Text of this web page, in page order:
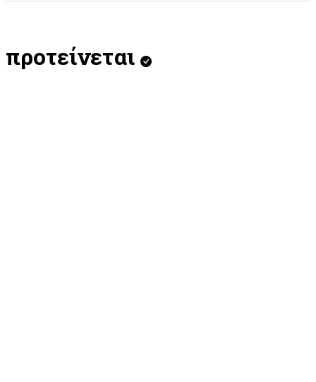
προτείνεται